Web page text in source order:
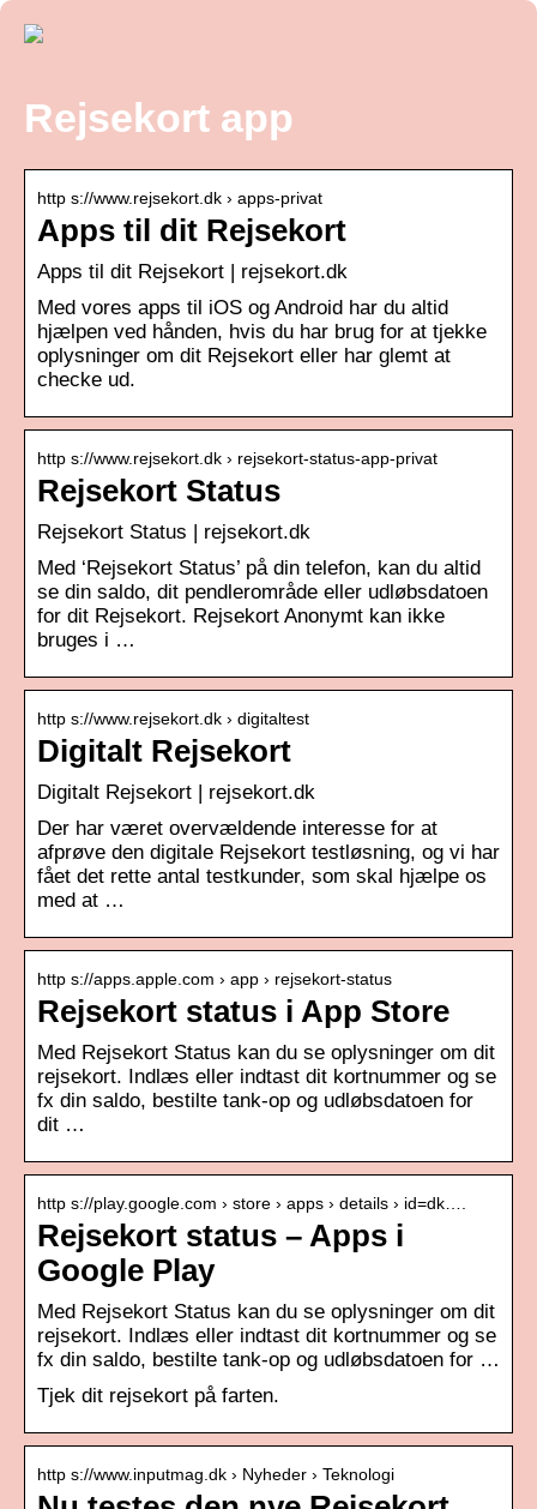
Rejsekort app
http s://www.rejsekort.dk › apps-privat
Apps til dit Rejsekort
Apps til dit Rejsekort | rejsekort.dk
Med vores apps til iOS og Android har du altid
hjælpen ved hånden, hvis du har brug for at tjekke
oplysninger om dit Rejsekort eller har glemt at
checke ud.
http s://www.rejsekort.dk › rejsekort-status-app-privat
Rejsekort Status
Rejsekort Status | rejsekort.dk
Med ‘Rejsekort Status’ på din telefon, kan du altid
se din saldo, dit pendlerområde eller udløbsdatoen
for dit Rejsekort. Rejsekort Anonymt kan ikke
bruges i …
http s://www.rejsekort.dk › digitaltest
Digitalt Rejsekort
Digitalt Rejsekort | rejsekort.dk
Der har været overvældende interesse for at
afprøve den digitale Rejsekort testløsning, og vi har
fået det rette antal testkunder, som skal hjælpe os
med at …
http s://apps.apple.com › app › rejsekort-status
Rejsekort status i App Store
Med Rejsekort Status kan du se oplysninger om dit
rejsekort. Indlæs eller indtast dit kortnummer og se
fx din saldo, bestilte tank-op og udløbsdatoen for
dit …
http s://play.google.com › store › apps › details › id=dk….
Rejsekort status – Apps i
Google Play
Med Rejsekort Status kan du se oplysninger om dit
rejsekort. Indlæs eller indtast dit kortnummer og se
fx din saldo, bestilte tank-op og udløbsdatoen for …
Tjek dit rejsekort på farten.
http s://www.inputmag.dk › Nyheder › Teknologi